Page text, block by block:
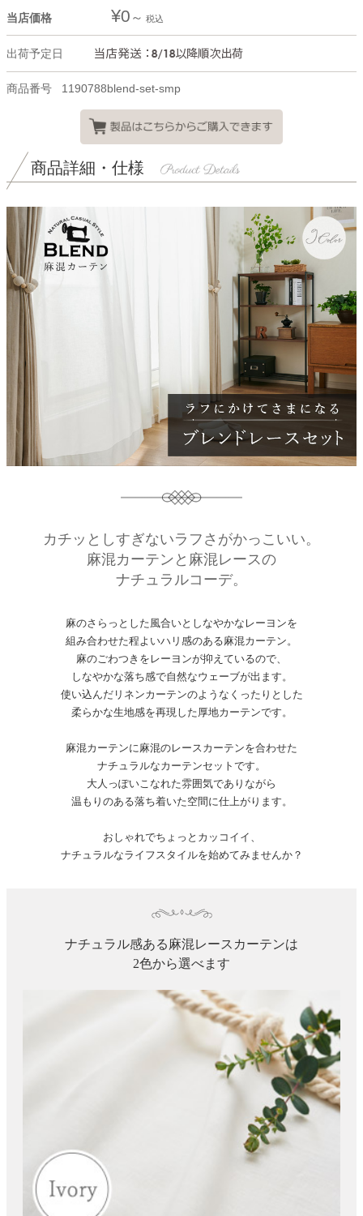
当店価格 ¥0 税込
出荷予定日
商品番号 1190788blend-set-smp
商品詳細・仕様
カチッとしすぎないラフさがかっこいい。
麻混カーテンと麻混レースの
ナチュラルコーデ。
麻のさらっとした風合いとしなやかなレーヨンを
組み合わせた程よいハリ感のある麻混カーテン。
麻のごわつきをレーヨンが抑えているので、
しなやかな落ち感で自然なウェーブが出ます。
使い込んだリネンカーテンのようなくったりとした
柔らかな生地感を再現した厚地カーテンです。
麻混カーテンに麻混のレースカーテンを合わせた
ナチュラルなカーテンセットです。
大人っぽいこなれた雰囲気でありながら
温もりのある落ち着いた空間に仕上がります。
おしゃれでちょっとカッコイイ、
ナチュラルなライフスタイルを始めてみませんか？
ナチュラル感ある麻混レースカーテンは
2色から選べます